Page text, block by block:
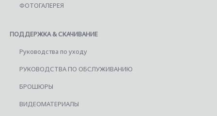
ФОТОГАЛЕРЕЯ
ПОДДЕРЖКА & СКАЧИВАНИЕ
Руководства по уходу
РУКОВОДСТВА ПО ОБСЛУЖИВАНИЮ
БРОШЮРЫ
ВИДЕОМАТЕРИАЛЫ